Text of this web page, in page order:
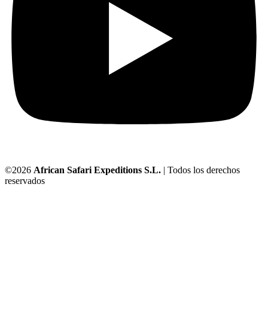
©2026 African Safari Expeditions S.L. | Todos los derechos
reservados